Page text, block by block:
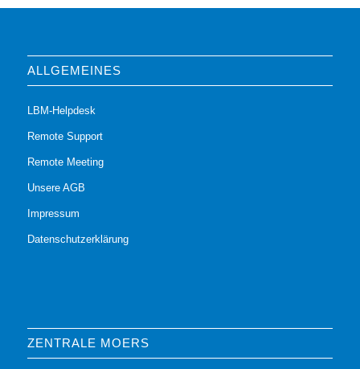
ALLGEMEINES
LBM-Helpdesk
Remote Support
Remote Meeting
Unsere AGB
Impressum
Datenschutzerklärung
ZENTRALE MOERS